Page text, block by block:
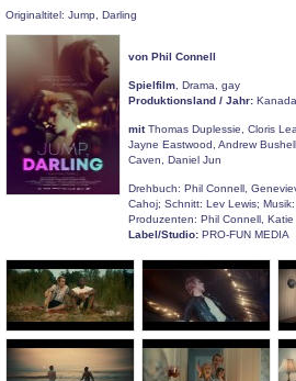
Originaltitel: Jump, Darling
von Phil Connell
Spielfilm , Drama, gay
Produktionsland / Jahr:
mitThomas Duplessie, Cloris
Jayne Eastwood, Andrew
Caven, Daniel Jun
Drehbuch: Phil Connell,
Cahoj; Schnitt: Lev Lewis;
Produzenten: Phil Connell, Katie
Label/Studio: PRO-FUN MEDIA